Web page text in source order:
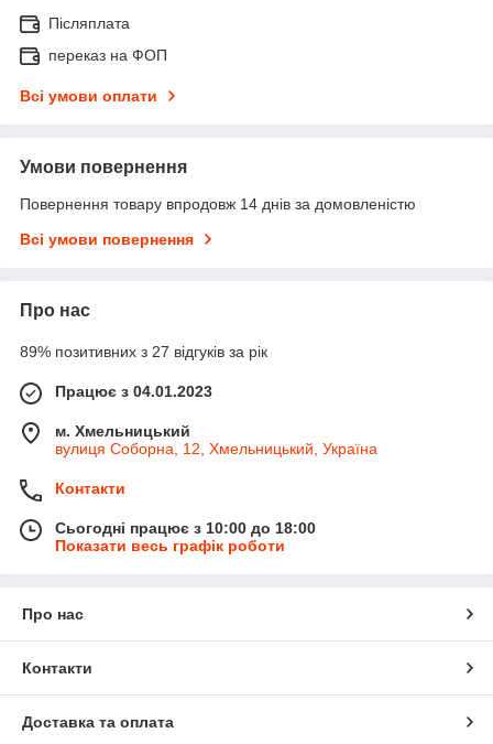
Післяплата
переказ на ФОП
Всі умови оплати
Умови повернення
Повернення товару впродовж 14 днів за домовленістю
Всі умови повернення
Про нас
89% позитивних з 27 відгуків за рік
Працює з 04.01.2023
м. Хмельницький
вулиця Соборна, 12, Хмельницький, Україна
Контакти
Сьогодні працює з 10:00 до 18:00
Показати весь графік роботи
Про нас
Контакти
Доставка та оплата